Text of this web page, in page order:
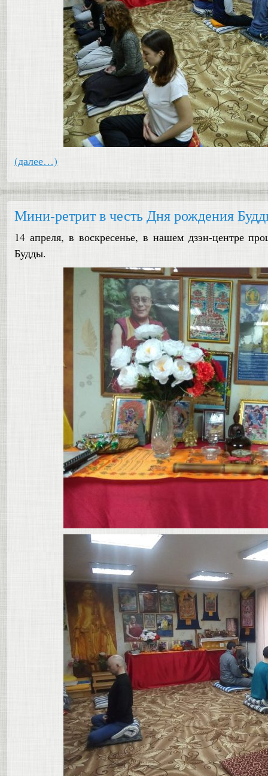
(далее…)
Мини-ретрит в честь Дня рождения
14 апреля, в воскресенье, в нашем дзэн-центре
Будды.